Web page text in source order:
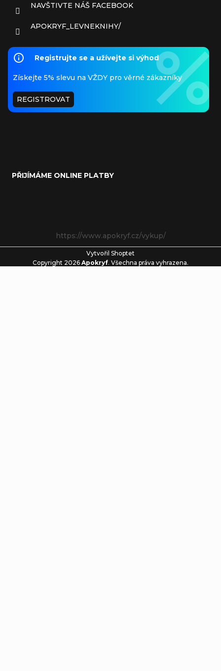
NAVŠTIVTE NÁŠ FACEBOOK
APOKRYF_LEVNEKNIHY/
Registrujte se a užívejte si výhod
Získejte 5% slevu na VŽDY pro věrné zákazníky
REGISTROVAT
PŘIJÍMÁME ONLINE PLATBY
https://www.apokryf.cz/vykup/
Vytvořil Shoptet
Copyright 2026 Apokryf. Všechna práva vyhrazena.